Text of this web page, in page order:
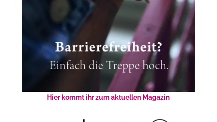
Hier kommt ihr zum aktuellen Magazin